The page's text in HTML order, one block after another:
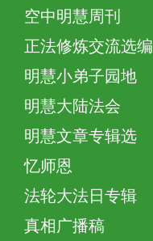
空中明慧周刊
正法修炼交流选编
明慧小弟子园地
明慧大陆法会
明慧文章专辑选
忆师恩
法轮大法日专辑
真相广播稿